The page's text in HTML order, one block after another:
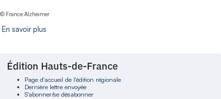
© France Alzheimer
En savoir plus
Édition Hauts-de-France
Page d'accueil de l'édition régionale
Dernière lettre envoyée
S'abonner/se désabonner